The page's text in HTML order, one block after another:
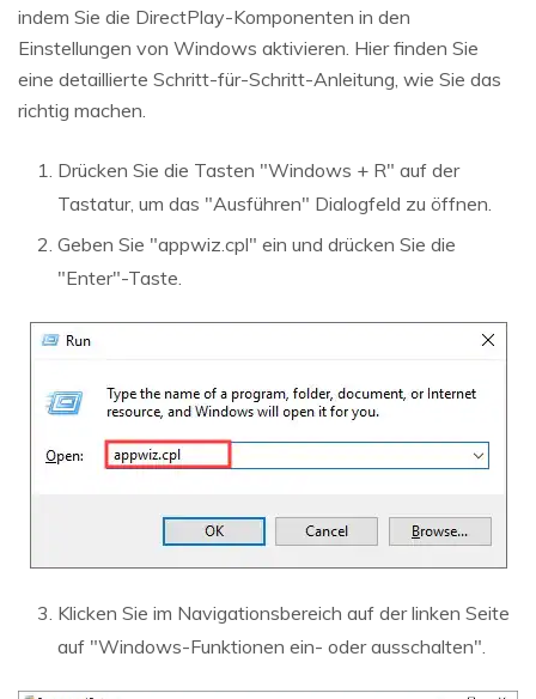
indem Sie die DirectPlay-Komponenten in den
Einstellungen von Windows aktivieren. Hier finden Sie
eine detaillierte Schritt-für-Schritt-Anleitung, wie Sie das
richtig machen.
Drücken Sie die Tasten "Windows + R" auf der
Tastatur, um das "Ausführen" Dialogfeld zu öffnen.
Geben Sie "appwiz.cpl" ein und drücken Sie die
"Enter"-Taste.
Klicken Sie im Navigationsbereich auf der linken Seite
auf "Windows-Funktionen ein- oder ausschalten".